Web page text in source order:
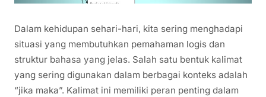
Dalam kehidupan sehari-hari, kita sering menghadapi
situasi yang membutuhkan pemahaman logis dan
struktur bahasa yang jelas. Salah satu bentuk kalimat
yang sering digunakan dalam berbagai konteks adalah
“jika maka”. Kalimat ini memiliki peran penting dalam